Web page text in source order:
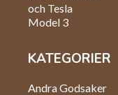
KATEGORIER
Andra Godsaker